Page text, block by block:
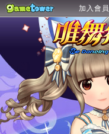
加入會員